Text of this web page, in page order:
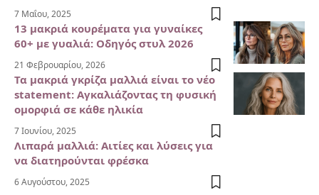
7 Μαΐου, 2025
13 μακριά κουρέματα για γυναίκες
60+ με γυαλιά: Οδηγός στυλ 2026
21 Φεβρουαρίου, 2026
Τα μακριά γκρίζα μαλλιά είναι το νέο
statement: Αγκαλιάζοντας τη φυσική
ομορφιά σε κάθε ηλικία
7 Ιουνίου, 2025
Λιπαρά μαλλιά: Αιτίες και λύσεις για
να διατηρούνται φρέσκα
6 Αυγούστου, 2025